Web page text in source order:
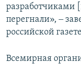
разработчиками
перегнали», ‒
российской
Всемирная